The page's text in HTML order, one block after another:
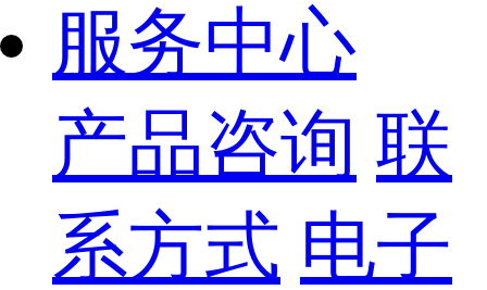
服务中心
产品咨询 联
系方式 电子